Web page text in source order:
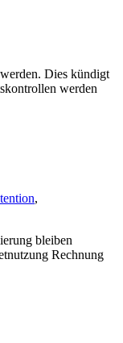
Dies kündigt
werden
,
bleiben
Rechnung